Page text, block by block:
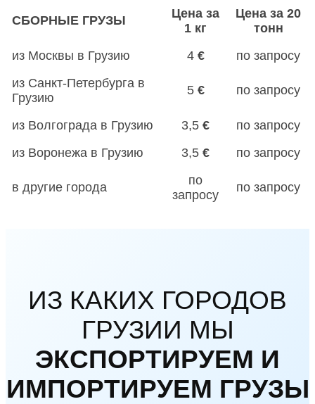
СБОРНЫЕ ГРУЗЫ
Цена за
1 кг
Цена за 20
тонн
из Москвы в Грузию
4 €
по запросу
из Санкт-Петербурга в
Грузию
5 € по запросу
из Волгограда в Грузию 3,5 €
по запросу
из Воронежа в Грузию
3,5 € по запросу
в другие города
по
запросу
по запросу
ИЗ КАКИХ ГОРОДОВ
ГРУЗИИ МЫ
ЭКСПОРТИРУЕМ И
ИМПОРТИРУЕМ ГРУЗЫ